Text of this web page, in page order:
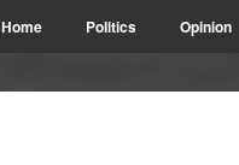
Home Politics Opinion